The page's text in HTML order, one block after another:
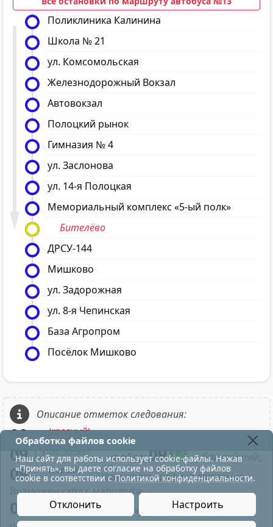
Поликлиника Калинина
Школа № 21
ул. Комсомольская
Железнодорожный Вокзал
Автовокзал
Полоцкий рынок
Гимназия № 4
ул. Заслонова
ул. 14-я Полоцкая
Мемориальный комплекс «5-ый полк»
Бителёво
ДРСУ-144
Мишково
ул. Задорожная
ул. 8-я Чепинская
База Агропром
Посёлок Мишково
Описание отметок следования:
09 12(красный) - в парк;
09 12 (зелёный) - на обед;09 12 - ближайший;
09 12(серый)
- Нарушение графика движения.
Возможен сход с маршрута;
09
- Нажатие на минуту отправления
Обработка файлов cookie
Наш сайт для работы использует cookie-файлы. Нажав
«Принять», вы даете согласие на обработку файлов
cookie в соответствии с Политикой конфиденциальности.
Отклонить Настроить